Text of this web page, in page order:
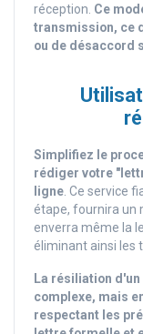
réception. Ce
transmission, ce
ou de désaccord
Simplifiez le
rédiger votre
ligne. Ce service
étape, fournira un
enverra même la
éliminant ainsi les
La résiliation
complexe, mais
respectant les